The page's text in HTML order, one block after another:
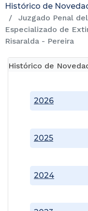
Histórico de
Juzgado Penal
Especializado de
Risaralda - Pereira
Histórico de
2024
2025
2026